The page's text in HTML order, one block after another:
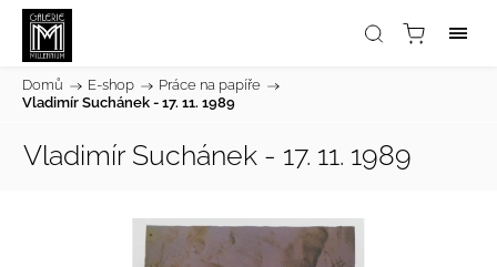
Domů / E-shop / Práce na papíře /
Vladimír Suchánek - 17. 11. 1989
Vladimír Suchánek - 17. 11. 1989